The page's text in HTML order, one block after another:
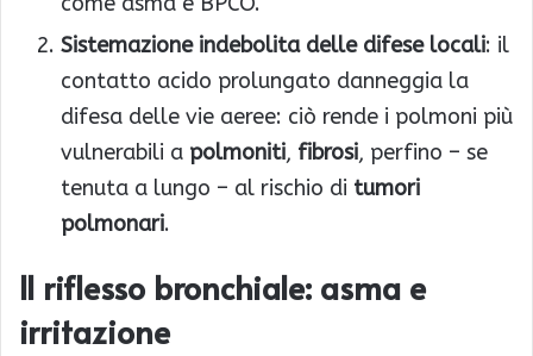
Sistemazione indebolita delle difese locali: il
contatto acido prolungato danneggia la
difesa delle vie aeree: ciò rende i polmoni più
vulnerabili a polmoniti, fibrosi, perfino – se
tenuta a lungo – al rischio di tumori
polmonari.
Il riflesso bronchiale: asma e
irritazione